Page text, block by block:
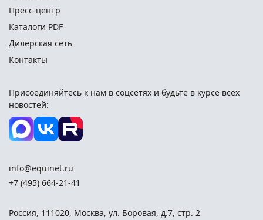
Пресс-центр
Каталоги PDF
Дилерская сеть
Контакты
Присоединяйтесь к нам в соцсетях и будьте в курсе всех
новостей:
info@equinet.ru
+7 (495) 664-21-41
Россия, 111020, Москва, ул. Боровая, д.7, стр. 2